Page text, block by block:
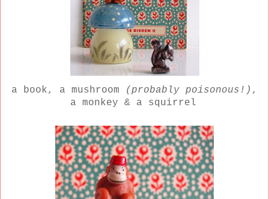
a book, a mushroom (probably poisonous!) ,
a monkey & a squirrel